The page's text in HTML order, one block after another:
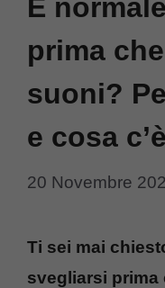
È
prima
suoni?
e cosa
20 Novembre
Ti sei mai
svegliarsi prima